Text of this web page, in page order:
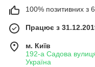
руху. Наш інтернет-
професійне рішення: ви
для відновлення оптики,
кошти.
У нашому асортименті
фар, яке за своєю
100% позитивних з
Працює з
м. Київ
192-а Садова
Україна